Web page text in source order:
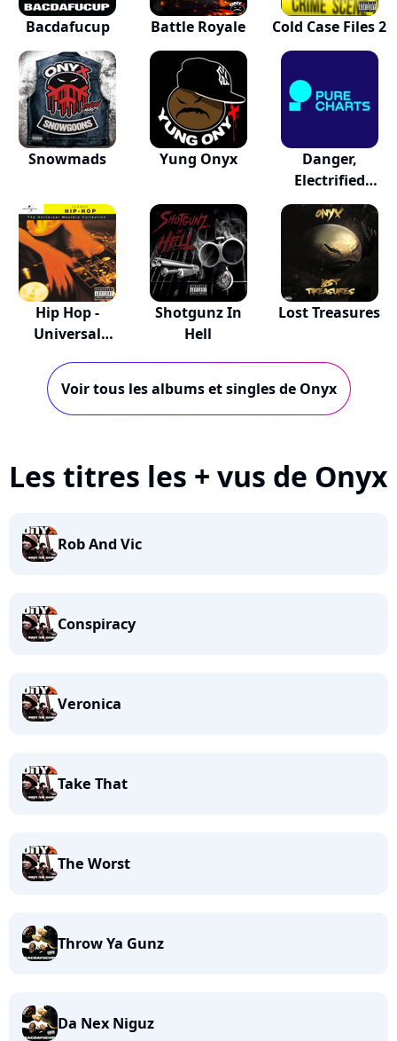
Bacdafucup Battle Royale Cold Case Files 2
Snowmads Yung Onyx
Danger,
Electrified
Tracks
Hip Hop -
Universal
Shotgunz In
Hell
Lost Treasures
Voir tous les albums et singles de Onyx
Les titres les + vus de Onyx
Rob And Vic
Conspiracy
Veronica
Take That
The Worst
Throw Ya Gunz
Da Nex Niguz